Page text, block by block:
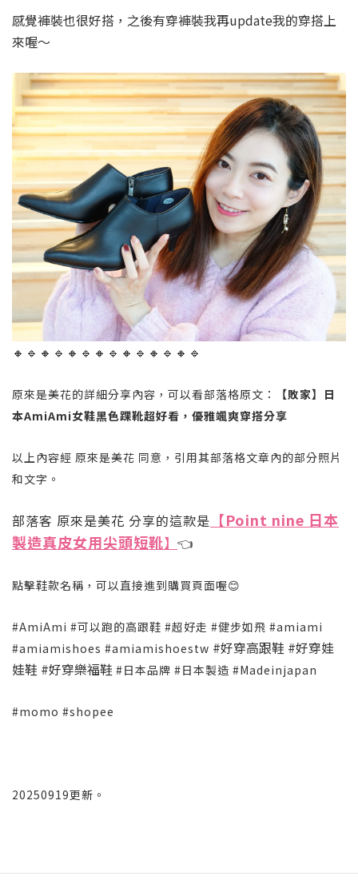
感覺褲裝也很好搭，之後有穿褲裝我再update我的穿搭上
來喔～
🔸🔹🔸🔹🔸🔹🔸🔹🔸🔹🔸🔹🔸🔹
原來是美花的詳細分享內容，可以看部落格原文：
【敗家】日
本AmiAmi女鞋黑色踝靴超好看，優雅颯爽穿搭分享
以上內容經 原來是美花 同意，引用其部落格文章內的部分照片
和文字。
部落客 原來是美花 分享的這款是 【Point nine 日本
製造真皮女用尖頭短靴】 👈
點擊鞋款名稱，可以直接進到購買頁面喔😊
#AmiAmi #可以跑的高跟鞋 #超好走 #健步如飛 #amiami
#amiamishoes #amiamishoestw #好穿高跟鞋 #好穿娃
娃鞋 #好穿樂福鞋 #日本品牌 #日本製造 #Madeinjapan
#momo #shopee
20250919更新。